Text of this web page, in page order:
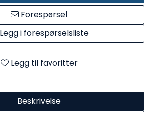
Forespørsel
Legg i forespørselsliste
Legg til favoritter
Beskrivelse